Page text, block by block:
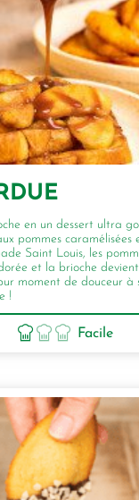
en un dessert ultra
pommes caramélisées
Saint Louis, les
et la brioche devient
moment de douceur à
!
Facile